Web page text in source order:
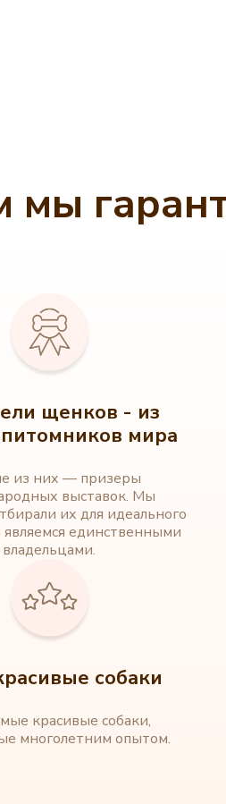
мы
щенков - из
мира
из них — призеры
выставок. Мы
их для идеального
являемся единственными
владельцами.
собаки
красивые собаки,
многолетним опытом.